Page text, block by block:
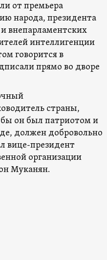
от премьера
народа, президента
внепарламентских
интеллигенции
говорится в
прямо во дворе
страны,
он был патриотом и
должен добровольно
вице-президент
организации
Муканян.